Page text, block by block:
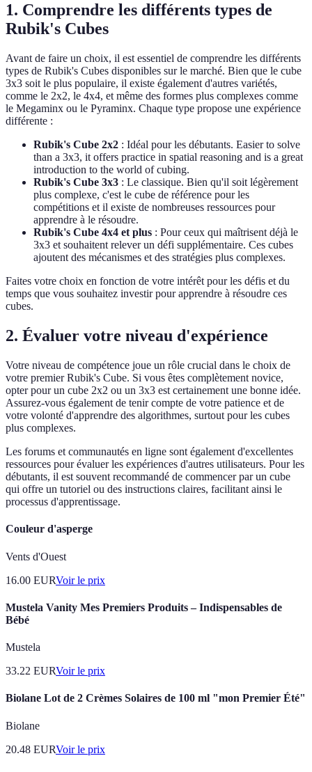
1. Comprendre les différents types de
Rubik's Cubes
Avant de faire un choix, il est essentiel de comprendre les différents
types de Rubik's Cubes disponibles sur le marché. Bien que le cube
3x3 soit le plus populaire, il existe également d'autres variétés,
comme le 2x2, le 4x4, et même des formes plus complexes comme
le Megaminx ou le Pyraminx. Chaque type propose une expérience
différente :
Rubik's Cube 2x2 : Idéal pour les débutants. Easier to solve
than a 3x3, it offers practice in spatial reasoning and is a great
introduction to the world of cubing.
Rubik's Cube 3x3 : Le classique. Bien qu'il soit légèrement
plus complexe, c'est le cube de référence pour les
compétitions et il existe de nombreuses ressources pour
apprendre à le résoudre.
Rubik's Cube 4x4 et plus : Pour ceux qui maîtrisent déjà le
3x3 et souhaitent relever un défi supplémentaire. Ces cubes
ajoutent des mécanismes et des stratégies plus complexes.
Faites votre choix en fonction de votre intérêt pour les défis et du
temps que vous souhaitez investir pour apprendre à résoudre ces
cubes.
2. Évaluer votre niveau d'expérience
Votre niveau de compétence joue un rôle crucial dans le choix de
votre premier Rubik's Cube. Si vous êtes complètement novice,
opter pour un cube 2x2 ou un 3x3 est certainement une bonne idée.
Assurez-vous également de tenir compte de votre patience et de
votre volonté d'apprendre des algorithmes, surtout pour les cubes
plus complexes.
Les forums et communautés en ligne sont également d'excellentes
ressources pour évaluer les expériences d'autres utilisateurs. Pour les
débutants, il est souvent recommandé de commencer par un cube
qui offre un tutoriel ou des instructions claires, facilitant ainsi le
processus d'apprentissage.
Couleur d'asperge
Vents d'Ouest
16.00 EURVoir le prix
Mustela Vanity Mes Premiers Produits – Indispensables de
Bébé
Mustela
33.22 EURVoir le prix
Biolane Lot de 2 Crèmes Solaires de 100 ml "mon Premier Été"
Biolane
20.48 EURVoir le prix